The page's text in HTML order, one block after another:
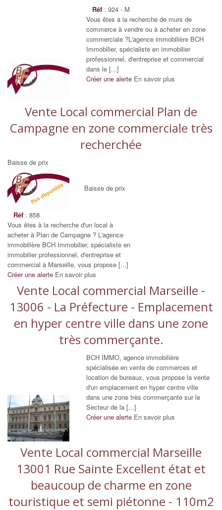
Réf : 924 - M
Vous êtes à la recherche de murs de
commerce à vendre ou à acheter en zone
commerciale ?L'agence immobilière BCH
Immobilier, spécialiste en immobilier
professionnel, d'entreprise et commercial
dans le [...]
Créer une alerte En savoir plus
Vente Local commercial Plan de
Campagne en zone commerciale très
recherchée
Baisse de prix
Baisse de prix
Réf : 858
Vous êtes à la recherche d'un local à
acheter à Plan de Campagne ? L'agence
immobilière BCH Immobilier, spécialiste en
immobilier professionnel, d'entreprise et
commercial à Marseille, vous propose [...]
Créer une alerte En savoir plus
Vente Local commercial Marseille -
13006 - La Préfecture - Emplacement
en hyper centre ville dans une zone
très commerçante.
BCH IMMO, agence immobilière
spécialisée en vente de commerces et
location de bureaux, vous propose la vente
d'un emplacement en hyper centre ville
dans une zone très commerçante sur le
Secteur de la [...]
Créer une alerte En savoir plus
Vente Local commercial Marseille
13001 Rue Sainte Excellent état et
beaucoup de charme en zone
touristique et semi piétonne - 110m2